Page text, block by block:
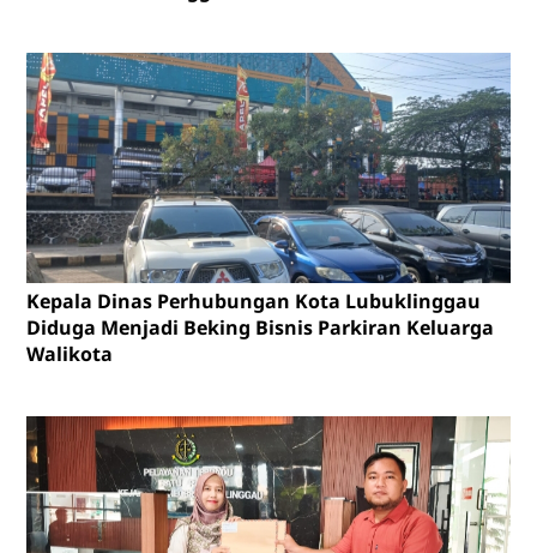
Kepala Dinas Perhubungan Kota Lubuklinggau
Diduga Menjadi Beking Bisnis Parkiran Keluarga
Walikota